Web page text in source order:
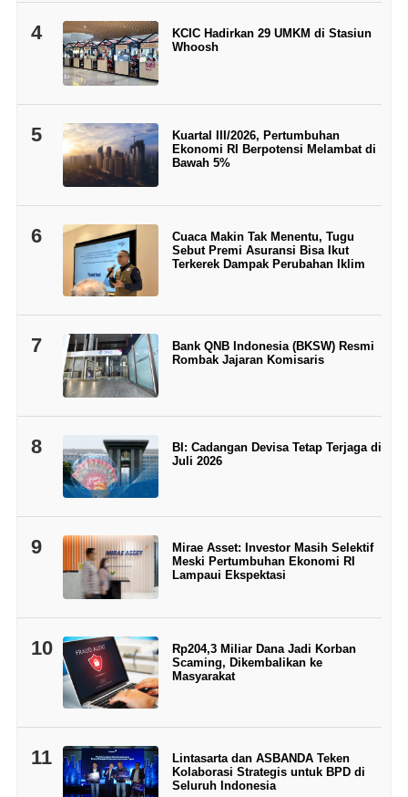
4
KCIC Hadirkan 29 UMKM di Stasiun
Whoosh
5
Kuartal III/2026, Pertumbuhan
Ekonomi RI Berpotensi Melambat di
Bawah 5%
6
Cuaca Makin Tak Menentu, Tugu
Sebut Premi Asuransi Bisa Ikut
Terkerek Dampak Perubahan Iklim
7
Bank QNB Indonesia (BKSW) Resmi
Rombak Jajaran Komisaris
8
BI: Cadangan Devisa Tetap Terjaga di
Juli 2026
9
Mirae Asset: Investor Masih Selektif
Meski Pertumbuhan Ekonomi RI
Lampaui Ekspektasi
10
Rp204,3 Miliar Dana Jadi Korban
Scaming, Dikembalikan ke
Masyarakat
11
Lintasarta dan ASBANDA Teken
Kolaborasi Strategis untuk BPD di
Seluruh Indonesia